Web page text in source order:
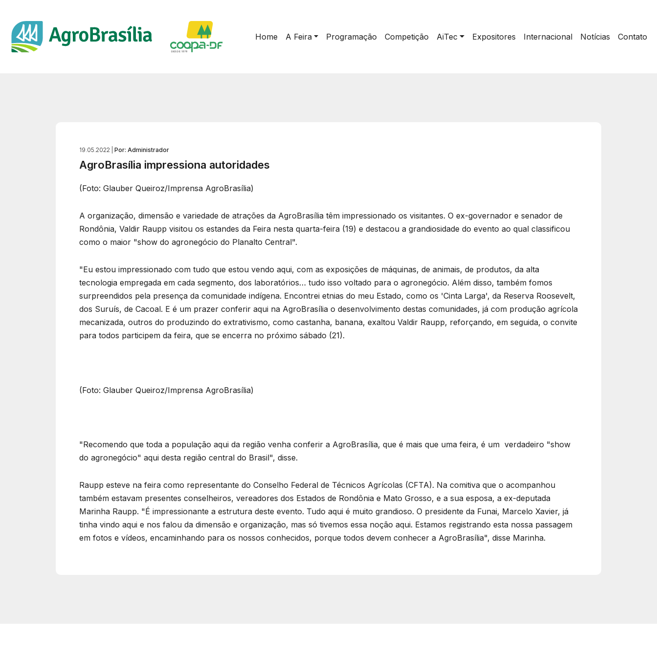
Home A Feira Programação Competição AiTec Expositores Internacional Notícias Contato
19.05.2022 | Por: Administrador
AgroBrasília impressiona autoridades
(Foto: Glauber Queiroz/Imprensa AgroBrasília)
A organização, dimensão e variedade de atrações da AgroBrasília têm impressionado os visitantes. O ex-governador e senador de
Rondônia, Valdir Raupp visitou os estandes da Feira nesta quarta-feira (19) e destacou a grandiosidade do evento ao qual classificou
como o maior "show do agronegócio do Planalto Central".
"Eu estou impressionado com tudo que estou vendo aqui, com as exposições de máquinas, de animais, de produtos, da alta
tecnologia empregada em cada segmento, dos laboratórios… tudo isso voltado para o agronegócio. Além disso, também fomos
surpreendidos pela presença da comunidade indígena. Encontrei etnias do meu Estado, como os 'Cinta Larga', da Reserva Roosevelt,
dos Suruís, de Cacoal. E é um prazer conferir aqui na AgroBrasília o desenvolvimento destas comunidades, já com produção agrícola
mecanizada, outros do produzindo do extrativismo, como castanha, banana, exaltou Valdir Raupp, reforçando, em seguida, o convite
para todos participem da feira, que se encerra no próximo sábado (21).
(Foto: Glauber Queiroz/Imprensa AgroBrasília)
"Recomendo que toda a população aqui da região venha conferir a AgroBrasília, que é mais que uma feira, é um verdadeiro "show
do agronegócio" aqui desta região central do Brasil", disse.
Raupp esteve na feira como representante do Conselho Federal de Técnicos Agrícolas (CFTA). Na comitiva que o acompanhou
também estavam presentes conselheiros, vereadores dos Estados de Rondônia e Mato Grosso, e a sua esposa, a ex-deputada
Marinha Raupp. "É impressionante a estrutura deste evento. Tudo aqui é muito grandioso. O presidente da Funai, Marcelo Xavier, já
tinha vindo aqui e nos falou da dimensão e organização, mas só tivemos essa noção aqui. Estamos registrando esta nossa passagem
em fotos e vídeos, encaminhando para os nossos conhecidos, porque todos devem conhecer a AgroBrasília", disse Marinha.